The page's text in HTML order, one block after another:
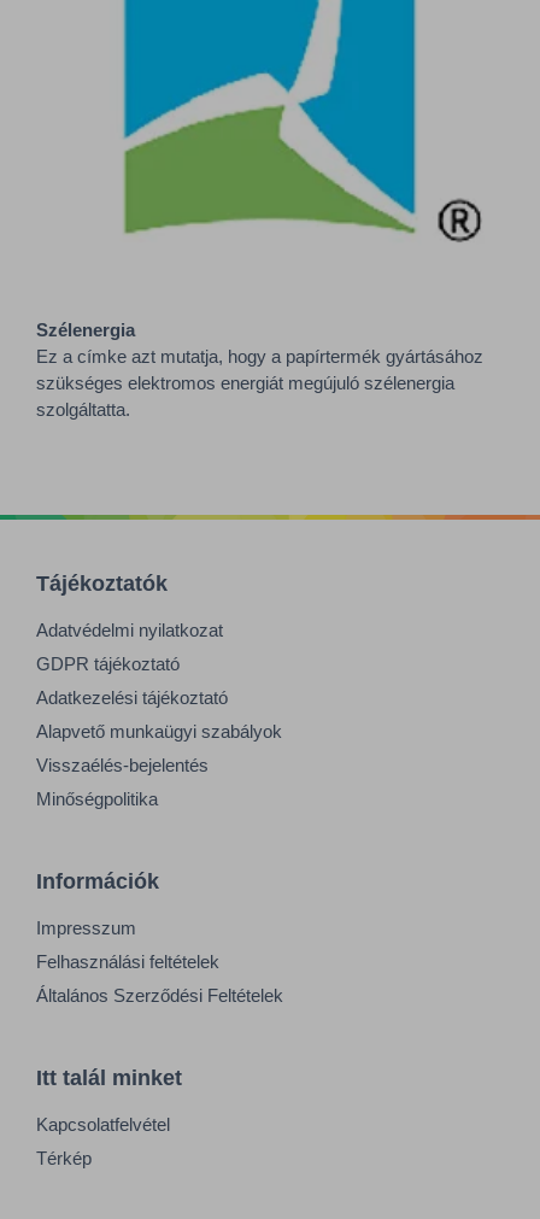
Szélenergia
Ez a címke azt mutatja, hogy a papírtermék gyártásához
szükséges elektromos energiát megújuló szélenergia
szolgáltatta.
Tájékoztatók
Adatvédelmi nyilatkozat
GDPR tájékoztató
Adatkezelési tájékoztató
Alapvető munkaügyi szabályok
Visszaélés-bejelentés
Minőségpolitika
Információk
Impresszum
Felhasználási feltételek
Általános Szerződési Feltételek
Itt talál minket
Kapcsolatfelvétel
Térkép